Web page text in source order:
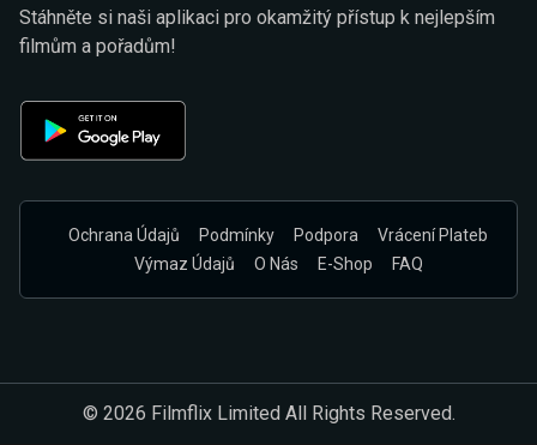
Stáhněte si naši aplikaci pro okamžitý přístup k nejlepším
filmům a pořadům!
Ochrana Údajů Podmínky Podpora
Vrácení Plateb
Výmaz Údajů
O Nás E-Shop FAQ
© 2026 Filmflix Limited All Rights Reserved.